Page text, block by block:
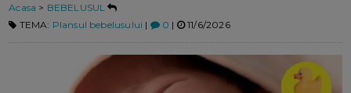
Acasa > BEBELUSUL
TEMA: Plansul bebelusului | 0 | 11/6/2026